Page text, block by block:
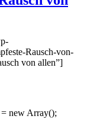
Rausch-von-
von allen”]
new Array();